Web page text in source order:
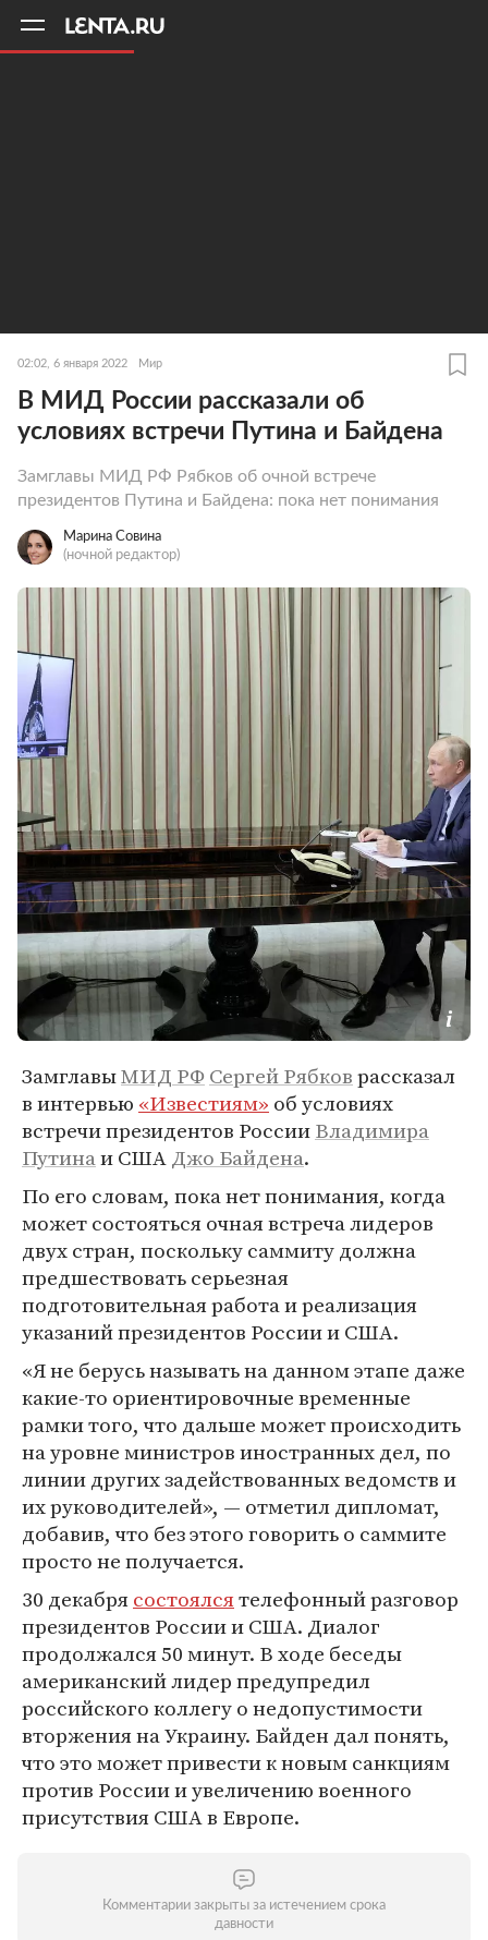
02:02, 6 января 2022 Мир
В МИД России рассказали об
условиях встречи Путина и Байдена
Замглавы МИД РФ Рябков об очной встрече
президентов Путина и Байдена: пока нет понимания
Марина Совина
(ночной редактор)
ЗамглавыМИД РФ Сергей Рябковрассказал
в интервью «Известиям» об условиях
встречи президентов РоссииВладимира
Путинаи СШАДжо Байдена.
По его словам, пока нет понимания, когда
может состояться очная встреча лидеров
двух стран, поскольку саммиту должна
предшествовать серьезная
подготовительная работа и реализация
указаний президентов России и США.
«Я не берусь называть на данном этапе даже
какие-то ориентировочные временные
рамки того, что дальше может происходить
на уровне министров иностранных дел, по
линии других задействованных ведомств и
их руководителей», — отметил дипломат,
добавив, что без этого говорить о саммите
просто не получается.
30 декабрясостоялсятелефонный разговор
президентов России и США. Диалог
продолжался 50 минут. В ходе беседы
американский лидер предупредил
российского коллегу о недопустимости
вторжения на Украину. Байден дал понять,
что это может привести к новым санкциям
против России и увеличению военного
присутствия США в Европе.
Комментарии закрыты за истечением срока
давности